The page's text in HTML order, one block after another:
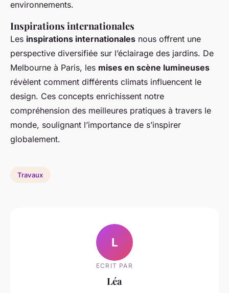
environnements.
Inspirations internationales
Les inspirations internationales nous offrent une
perspective diversifiée sur l’éclairage des jardins. De
Melbourne à Paris, les mises en scène lumineuses
révèlent comment différents climats influencent le
design. Ces concepts enrichissent notre
compréhension des meilleures pratiques à travers le
monde, soulignant l’importance de s’inspirer
globalement.
Travaux
L
ECRIT PAR
Léa